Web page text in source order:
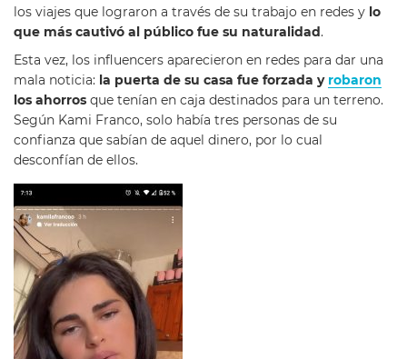
los viajes que lograron a través de su trabajo en redes y lo
que más cautivó al público fue su naturalidad .
Esta vez, los influencers aparecieron en redes para dar una
mala noticia: la puerta de su casa fue forzada y robaron
los ahorros que tenían en caja destinados para un terreno.
Según Kami Franco, solo había tres personas de su
confianza que sabían de aquel dinero, por lo cual
desconfían de ellos.